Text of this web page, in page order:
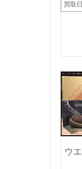
買取
ウ